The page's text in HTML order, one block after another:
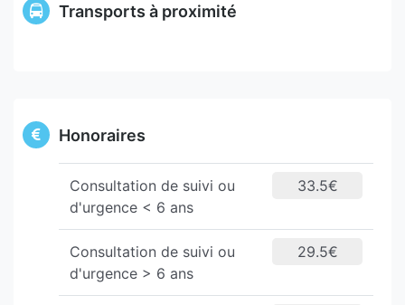
Transports à proximité
Honoraires
Consultation de suivi ou
d'urgence < 6 ans
33.5€
Consultation de suivi ou
d'urgence > 6 ans
29.5€